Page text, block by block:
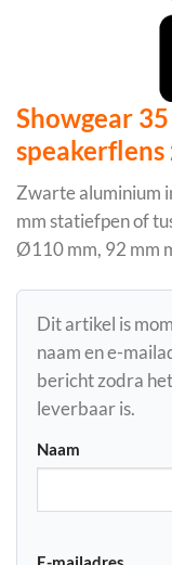
Showgear
Zwarte aluminium
mm statiefpen of
Ø110 mm, 92 mm
Dit artikel is
naam en e-
bericht zodra
leverbaar is.
Naam